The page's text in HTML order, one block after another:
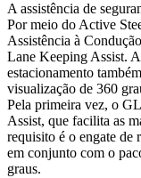
A assistência de
Por meio do Active
Assistência à
Lane Keeping Assist.
estacionamento
visualização de 360
Pela primeira vez, o
Assist, que facilita as
requisito é o engate de
em conjunto com o
graus.